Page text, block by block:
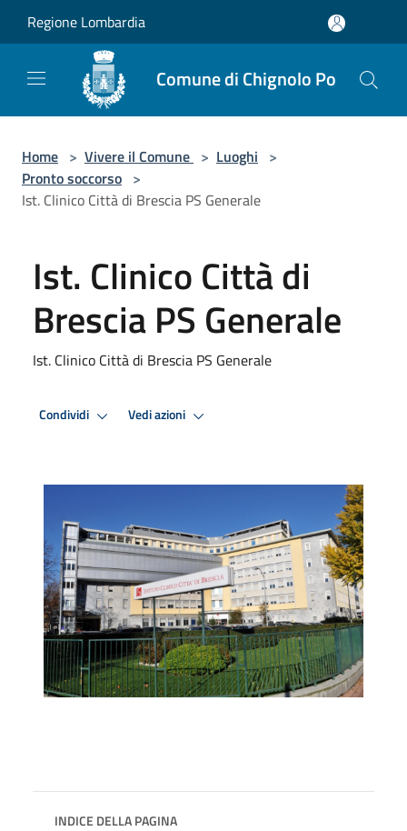
Regione Lombardia
Comune di Chignolo Po
Home > Vivere il Comune > Luoghi >
Pronto soccorso >
Ist. Clinico Città di Brescia PS Generale
Ist. Clinico Città di
Brescia PS Generale
Ist. Clinico Città di Brescia PS Generale
Condividi Vedi azioni
INDICE DELLA PAGINA